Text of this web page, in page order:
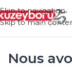
Skip to navigation
Skip to main
Nous